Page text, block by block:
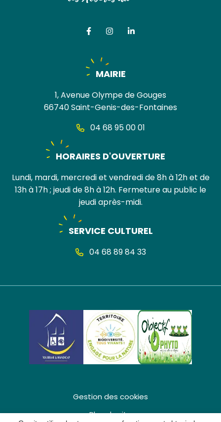
Lien vers le compte Facebook
Lien vers le compte
Lien vers le compte
MAIRIE
1, Avenue Olympe de Gouges
66740 Saint-Genis-des-Fontaines
04 68 95 00 01
HORAIRES D'OUVERTURE
Lundi, mardi, mercredi et vendredi de 8h à 12h et de
13h à 17h ; jeudi de 8h à 12h. Fermeture au public le
jeudi après-midi.
SERVICE CULTUREL
04 68 89 84 33
Gestion des cookies
Plan du site